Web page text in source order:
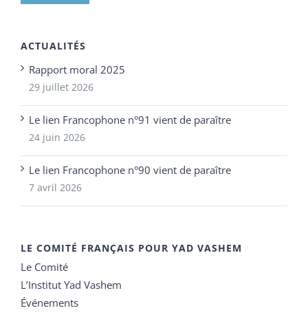
ACTUALITÉS
Rapport moral 2025
29 juillet 2026
Le lien Francophone n°91 vient de paraître
24 juin 2026
Le lien Francophone n°90 vient de paraître
7 avril 2026
LE COMITÉ FRANÇAIS POUR YAD VASHEM
Le Comité
L’Institut Yad Vashem
Événements